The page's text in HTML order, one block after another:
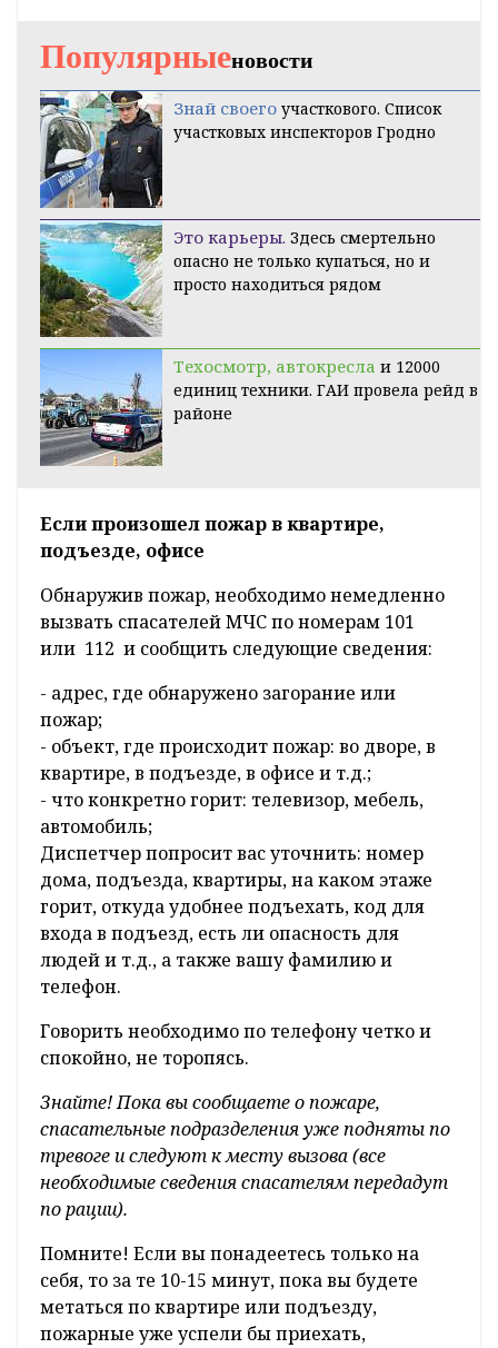
Популярныеновости
Знай своего участкового. Список
участковых инспекторов Гродно
Это карьеры. Здесь смертельно
опасно не только купаться, но и
просто находиться рядом
Техосмотр, автокресла и 12000
единиц техники. ГАИ провела рейд в
районе
Если произошел пожар в квартире,
подъезде, офисе
Обнаружив пожар, необходимо немедленно
вызвать спасателей МЧС по номерам 101
или 112 и сообщить следующие сведения:
- адрес, где обнаружено загорание или
пожар;
- объект, где происходит пожар: во дворе, в
квартире, в подъезде, в офисе и т.д.;
- что конкретно горит: телевизор, мебель,
автомобиль;
Диспетчер попросит вас уточнить: номер
дома, подъезда, квартиры, на каком этаже
горит, откуда удобнее подъехать, код для
входа в подъезд, есть ли опасность для
людей и т.д., а также вашу фамилию и
телефон.
Говорить необходимо по телефону четко и
спокойно, не торопясь.
Знайте! Пока вы сообщаете о пожаре,
спасательные подразделения уже подняты по
тревоге и следуют к месту вызова (все
необходимые сведения спасателям передадут
по рации).
Помните! Если вы понадеетесь только на
себя, то за те 10-15 минут, пока вы будете
метаться по квартире или подъезду,
пожарные уже успели бы приехать,